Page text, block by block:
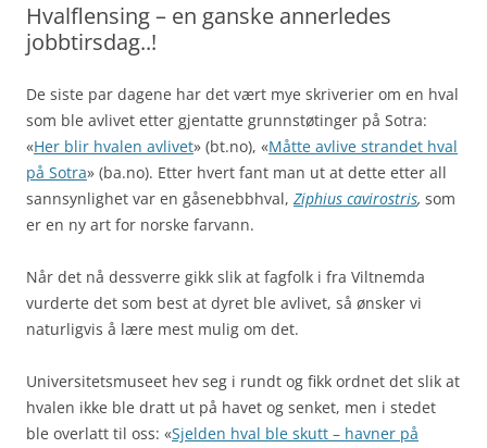
Hvalflensing – en ganske annerledes
jobbtirsdag..!
De siste par dagene har det vært mye skriverier om en hval
som ble avlivet etter gjentatte grunnstøtinger på Sotra:
«Her blir hvalen avlivet» (bt.no), «Måtte avlive strandet hval
på Sotra» (ba.no). Etter hvert fant man ut at dette etter all
sannsynlighet var en gåsenebbhval, Ziphius cavirostris, som
er en ny art for norske farvann.
Når det nå dessverre gikk slik at fagfolk i fra Viltnemda
vurderte det som best at dyret ble avlivet, så ønsker vi
naturligvis å lære mest mulig om det.
Universitetsmuseet hev seg i rundt og fikk ordnet det slik at
hvalen ikke ble dratt ut på havet og senket, men i stedet
ble overlatt til oss: «Sjelden hval ble skutt – havner på